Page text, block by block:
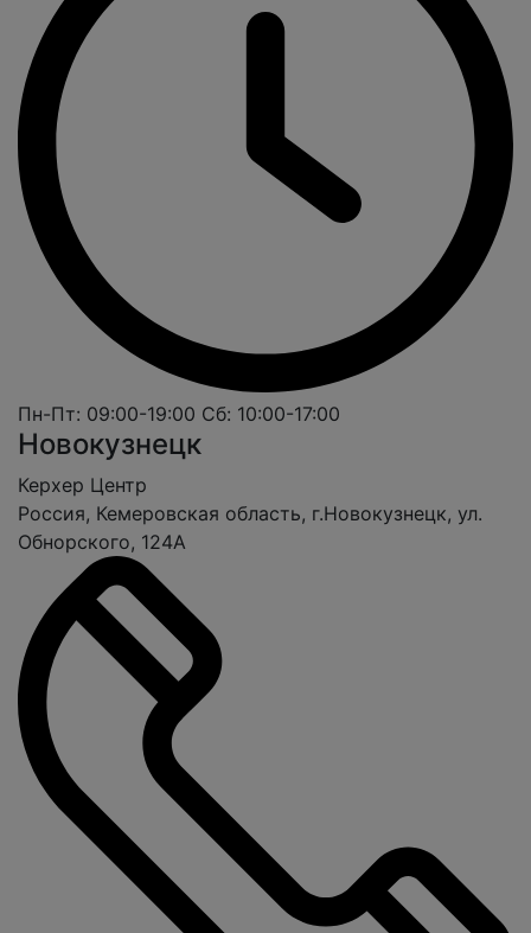
Пн-Пт: 09:00-19:00 Сб: 10:00-17:00
Новокузнецк
Керхер Центр
Россия, Кемеровская область, г.Новокузнецк, ул.
Обнорского, 124А